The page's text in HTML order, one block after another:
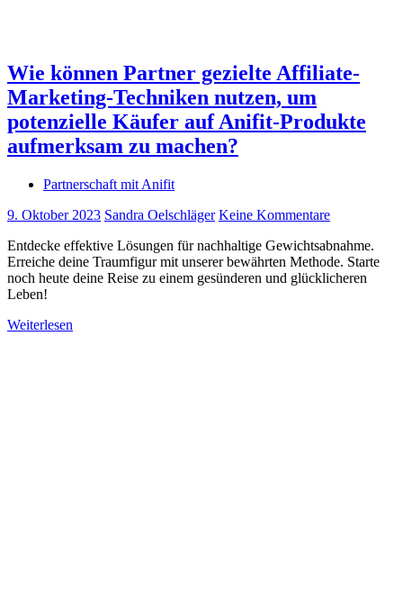
Wie können Partner gezielte Affiliate-
Marketing-Techniken nutzen, um
potenzielle Käufer auf Anifit-Produkte
aufmerksam zu machen?
Partnerschaft mit Anifit
9. Oktober 2023 Sandra Oelschläger Keine Kommentare
Entdecke effektive Lösungen für nachhaltige Gewichtsabnahme.
Erreiche deine Traumfigur mit unserer bewährten Methode. Starte
noch heute deine Reise zu einem gesünderen und glücklicheren
Leben!
Weiterlesen